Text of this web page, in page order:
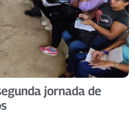
jornada de